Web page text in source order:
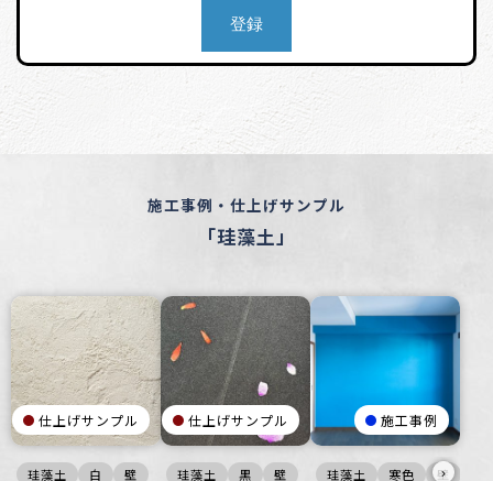
施工事例・仕上げサンプル
「珪藻土」
仕上げサンプル
珪藻土 白 壁
仕上げサンプル
珪藻土 黒 壁
施工事例
珪藻土 寒色 壁
›